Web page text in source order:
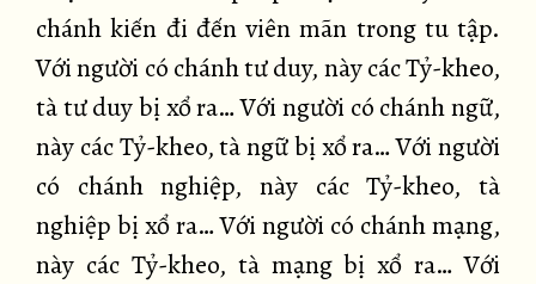
chánh kiến đi đến viên mãn trong tu tập.
Với người có chánh tư duy, này các Tỷ-kheo,
tà tư duy bị xổ ra… Với người có chánh ngữ,
này các Tỷ-kheo, tà ngữ bị xổ ra… Với người
có chánh nghiệp, này các Tỷ-kheo, tà
nghiệp bị xổ ra… Với người có chánh mạng,
này các Tỷ-kheo, tà mạng bị xổ ra… Với